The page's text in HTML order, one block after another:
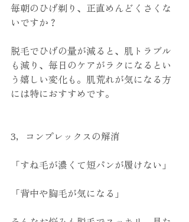
毎朝のひげ剃り、正直めんどくさくな
いですか？
脱毛でひげの量が減ると、肌トラブル
も減り、毎日のケアがラクになるとい
う嬉しい変化も。肌荒れが気になる方
には特におすすめです。
3，コンプレックスの解消
「すね毛が濃くて短パンが履けない」
「背中や胸毛が気になる」